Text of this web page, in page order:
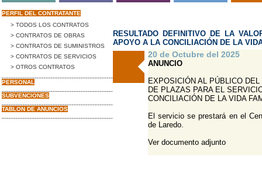
PERFIL DEL CONTRATANTE
> TODOS LOS CONTRATOS
> CONTRATOS DE OBRAS
> CONTRATOS DE SUMINISTROS
> CONTRATOS DE SERVICIOS
> OTROS CONTRATOS
PERSONAL
SUBVENCIONES
TABLON DE ANUNCIOS
RESULTADO DEFINITIVO DE LA
APOYO A LA CONCILIACIÓN DE LA
20 de Octubre del 2025
ANUNCIO
EXPOSICIÓN AL PÚBLICO
DE PLAZAS PARA EL
CONCILIACIÓN DE LA VIDA
El servicio se prestará en el
de Laredo.
Ver documento adjunto